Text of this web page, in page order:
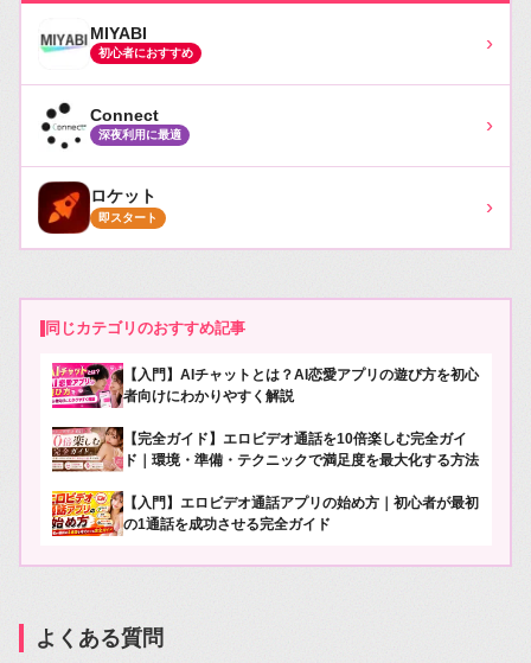
MIYABI
初心者におすすめ ›
Connect
深夜利用に最適 ›
ロケット
即スタート ›
同じカテゴリのおすすめ記事
【入門】AIチャットとは？AI恋愛アプリの遊び方を初心
者向けにわかりやすく解説
【完全ガイド】エロビデオ通話を10倍楽しむ完全ガイ
ド｜環境・準備・テクニックで満足度を最大化する方法
【入門】エロビデオ通話アプリの始め方｜初心者が最初
の1通話を成功させる完全ガイド
よくある質問